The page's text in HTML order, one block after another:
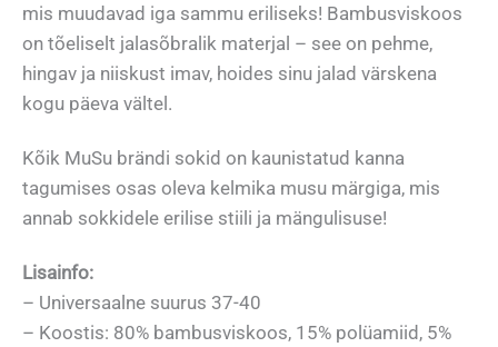
mis muudavad iga sammu eriliseks! Bambusviskoos
on tõeliselt jalasõbralik materjal – see on pehme,
hingav ja niiskust imav, hoides sinu jalad värskena
kogu päeva vältel.
Kõik MuSu brändi sokid on kaunistatud kanna
tagumises osas oleva kelmika musu märgiga, mis
annab sokkidele erilise stiili ja mängulisuse!
Lisainfo:
– Universaalne suurus 37-40
– Koostis: 80% bambusviskoos, 15% polüamiid, 5%